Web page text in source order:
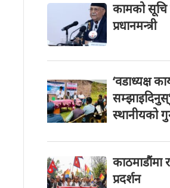
कामको सूचि
प्रधानमन्त्री
‘वडाध्यक्ष
स्थानीयको
काठमाडौंमा
प्रदर्शन